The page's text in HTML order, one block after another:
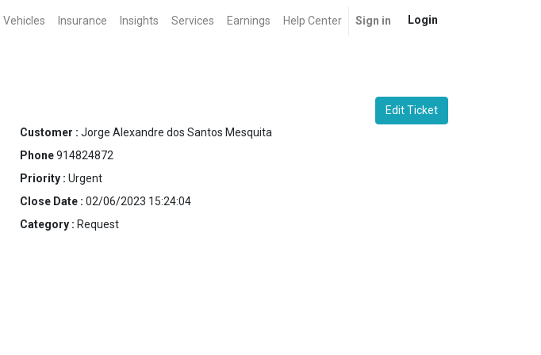
Vehicles Insurance Insights Services Earnings Help Center Sign in Login
Edit Ticket
Customer : Jorge Alexandre dos Santos Mesquita
Phone914824872
Priority : Urgent
Close Date : 02/06/2023 15:24:04
Category : Request